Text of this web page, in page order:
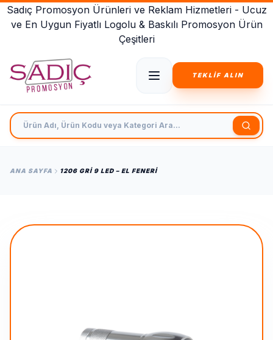
Sadıç Promosyon Ürünleri ve Reklam Hizmetleri - Ucuz
ve En Uygun Fiyatlı Logolu & Baskılı Promosyon Ürün
Çeşitleri
TEKLİF ALIN
Ürün Adı, Ürün Kodu veya Kategori Ara
ANA SAYFA 1206 GRI 9 LED – EL FENERI